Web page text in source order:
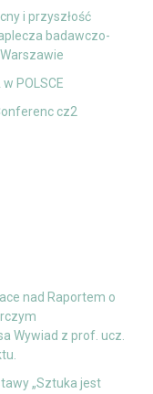
i przyszłość
badawczo-
POLSCE
cz2
nad Raportem o
Wywiad z prof. ucz.
„Sztuka jest